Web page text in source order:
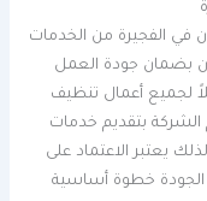
الفجيرة من الخدمات
بضمان جودة العمل
لجميع أعمال تنظيف
الشركة بتقديم خدمات
يعتبر الاعتماد على
خطوة أساسية